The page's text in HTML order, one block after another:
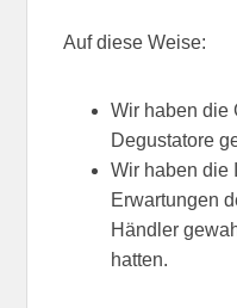
Auf diese Weise:
Wir haben die
Degustatore
Wir haben die
Erwartungen
Händler
hatten.